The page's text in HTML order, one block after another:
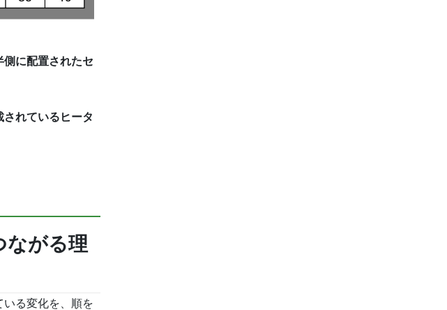
側に配置されたセ
れているヒータ
ながる理
いる変化を、順を